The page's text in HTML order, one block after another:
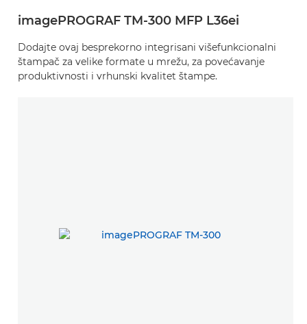
imagePROGRAF TM-300 MFP L36ei
Dodajte ovaj besprekorno integrisani višefunkcionalni
štampač za velike formate u mrežu, za povećavanje
produktivnosti i vrhunski kvalitet štampe.